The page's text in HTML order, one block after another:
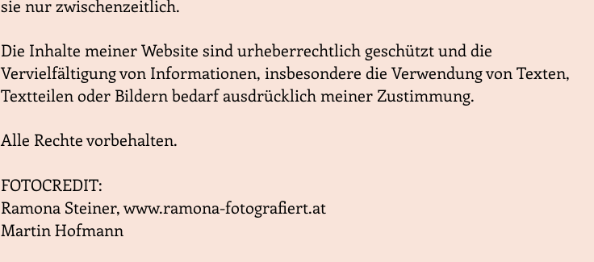
sie nur zwischenzeitlich.
Die Inhalte meiner Website sind urheberrechtlich geschützt und die
Vervielfältigung von Informationen, insbesondere die Verwendung von Texten,
Textteilen oder Bildern bedarf ausdrücklich meiner Zustimmung.
Alle Rechte vorbehalten.
FOTOCREDIT:
Ramona Steiner, www.ramona-fotografiert.at
Martin Hofmann